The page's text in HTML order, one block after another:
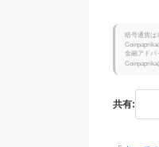
暗号通貨は
金融アドバ
共有: